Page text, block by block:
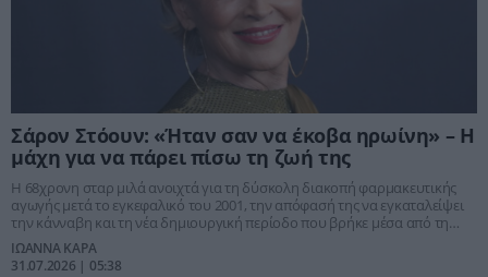
Σάρον Στόουν: «Ήταν σαν να έκοβα ηρωίνη» – Η
μάχη για να πάρει πίσω τη ζωή της
Η 68χρονη σταρ μιλά ανοιχτά για τη δύσκολη διακοπή φαρμακευτικής
αγωγής μετά το εγκεφαλικό του 2001, την απόφασή της να εγκαταλείψει
την κάνναβη και τη νέα δημιουργική περίοδο που βρήκε μέσα από τη
ζωγραφική.
ΙΩΑΝΝΑ ΚΑΡΑ
31.07.2026 | 05:38